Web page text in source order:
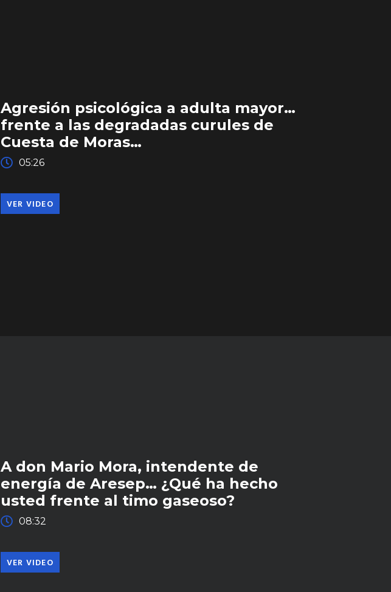
Agresión psicológica a adulta mayor…
frente a las degradadas curules de
Cuesta de Moras…
05:26
VER VIDEO
A don Mario Mora, intendente de
energía de Aresep… ¿Qué ha hecho
usted frente al timo gaseoso?
08:32
VER VIDEO